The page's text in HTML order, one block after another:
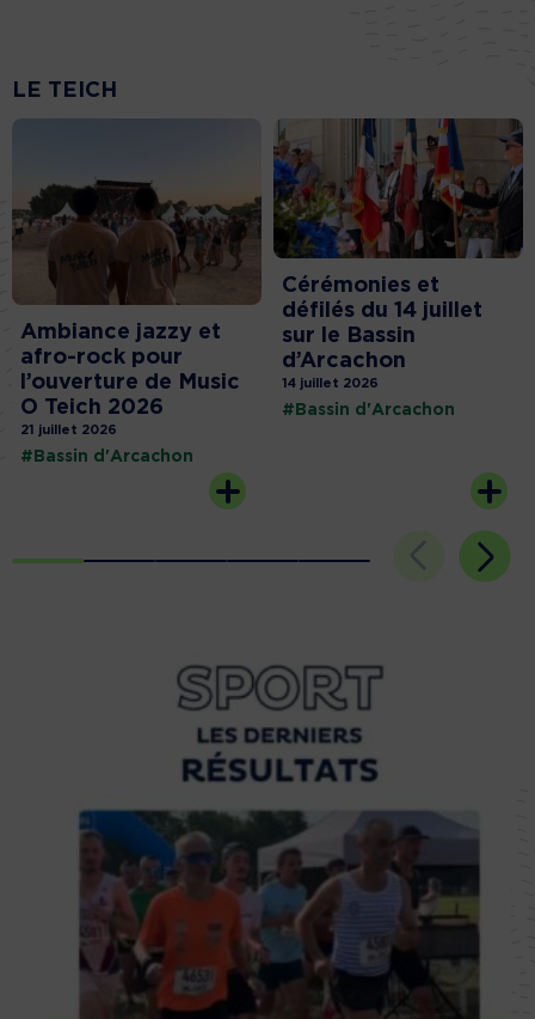
LE TEICH
Ambiance jazzy et
afro-rock pour
l’ouverture de Music
O Teich 2026
21 juillet 2026
#Bassin d'Arcachon
Cérémonies et
défilés du 14 juillet
sur le Bassin
d’Arcachon
14 juillet 2026
#Bassin d'Arcachon